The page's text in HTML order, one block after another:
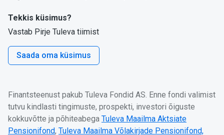
Tekkis küsimus?
Vastab Pirje Tuleva tiimist
Saada oma küsimus
Finantsteenust pakub Tuleva Fondid AS. Enne fondi valimist
tutvu kindlasti tingimuste, prospekti, investori õiguste
kokkuvõtte ja põhiteabega Tuleva Maailma Aktsiate
Pensionifond, Tuleva Maailma Võlakirjade Pensionifond,